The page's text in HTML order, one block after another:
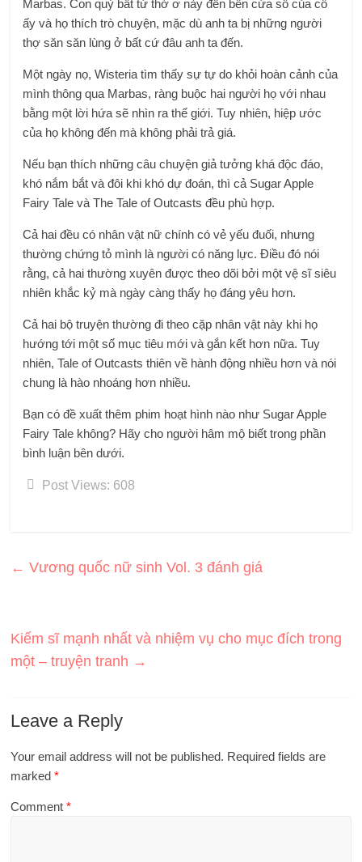
Marbas. Con quỷ bất tử thờ ơ này đến bên cửa sổ của cô
ấy và họ thích trò chuyện, mặc dù anh ta bị những người
thợ săn săn lùng ở bất cứ đâu anh ta đến.
Một ngày nọ, Wisteria tìm thấy sự tự do khỏi hoàn cảnh của
mình thông qua Marbas, ràng buộc hai người họ với nhau
bằng một lời hứa sẽ nhìn ra thế giới. Tuy nhiên, hiệp ước
của họ không đến mà không phải trả giá.
Nếu bạn thích những câu chuyện giả tưởng khá độc đáo,
khó nắm bắt và đôi khi khó dự đoán, thì cả Sugar Apple
Fairy Tale và The Tale of Outcasts đều phù hợp.
Cả hai đều có nhân vật nữ chính có vẻ yếu đuối, nhưng
thường chứng tỏ mình là người có năng lực. Điều đó nói
rằng, cả hai thường xuyên được theo dõi bởi một vệ sĩ siêu
nhiên khắc kỷ mà ngày càng thấy họ đáng yêu hơn.
Cả hai bộ truyện thường đi theo cặp nhân vật này khi họ
hướng tới một số mục tiêu mới và gắn kết hơn nữa. Tuy
nhiên, Tale of Outcasts thiên về hành động nhiều hơn và nói
chung là hào nhoáng hơn nhiều.
Bạn có đề xuất thêm phim hoạt hình nào như Sugar Apple
Fairy Tale không? Hãy cho người hâm mộ biết trong phần
bình luận bên dưới.
Post Views: 608
← Vương quốc nữ sinh Vol. 3 đánh giá
Kiếm sĩ mạnh nhất và nhiệm vụ cho mục đích trong
một – truyện tranh →
Leave a Reply
Your email address will not be published. Required fields are
marked*
Comment*